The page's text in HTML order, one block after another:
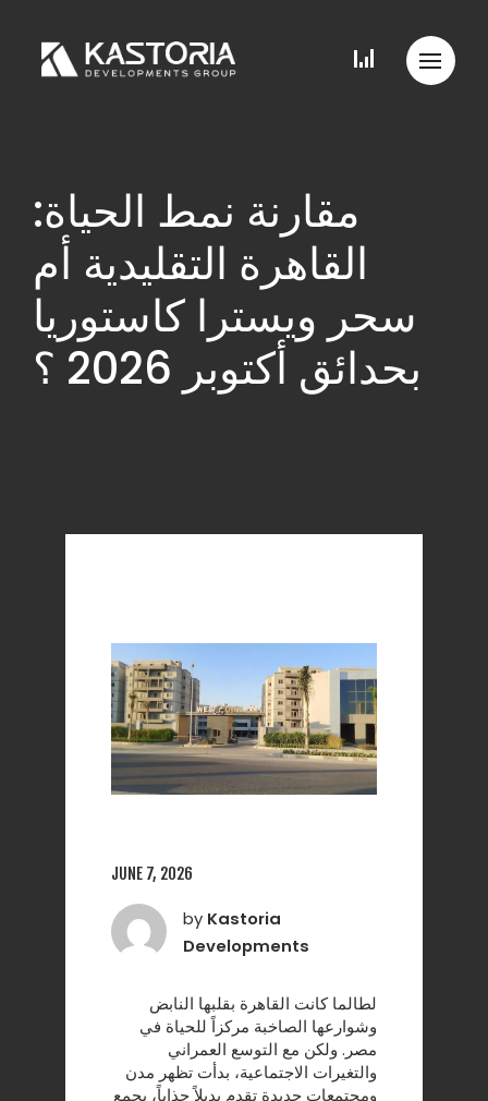
مقارنة نمط الحياة:
القاهرة التقليدية أم
سحر ويسترا كاستوريا
بحدائق أكتوبر 2026 ؟
JUNE 7, 2026
by Kastoria
Developments
لطالما كانت القاهرة بقلبها النابض
وشوارعها الصاخبة مركزاً للحياة في
مصر. ولكن مع التوسع العمراني
والتغيرات الاجتماعية، بدأت تظهر مدن
ومجتمعات جديدة تقدم بديلاً جذاباً، يجمع